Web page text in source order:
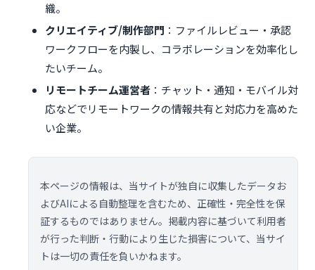
織。
クリエイティブ/制作部門 ：ファイルレビュー・承認
ワークフローを内製し、コラボレーションを効率化し
たいチーム。
リモートチーム運営者 ：チャット・通知・モバイル対
応などでリモートワークの情報共有と対応力を高めた
い企業。
本ページの情報は、当サイトが独自に収集したデータお
よびAIによる自動整理を含むため、正確性・完全性を保
証するものではありません。掲載内容に基づいて利用者
が行った判断・行動により生じた損害について、当サイ
トは一切の責任を負いかねます。